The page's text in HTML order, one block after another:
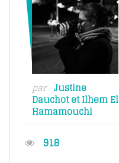
par Justine
DauchotetIlhem El
Hamamouchi
918